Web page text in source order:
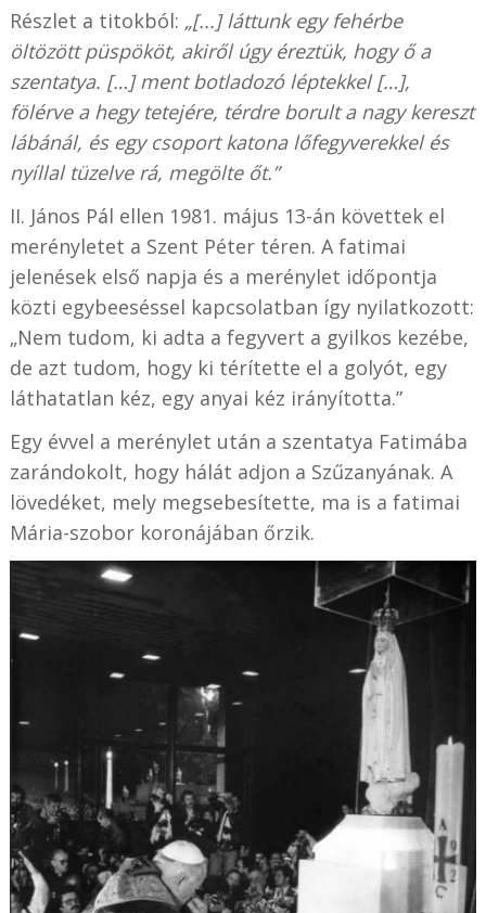
Részlet a titokból: „[...] láttunk egy fehérbe
öltözött püspököt, akiről úgy éreztük, hogy ő a
szentatya. […] ment botladozó léptekkel […],
fölérve a hegy tetejére, térdre borult a nagy kereszt
lábánál, és egy csoport katona lőfegyverekkel és
nyíllal tüzelve rá, megölte őt.”
II. János Pál ellen 1981. május 13-án követtek el
merényletet a Szent Péter téren. A fatimai
jelenések első napja és a merénylet időpontja
közti egybeeséssel kapcsolatban így nyilatkozott:
„Nem tudom, ki adta a fegyvert a gyilkos kezébe,
de azt tudom, hogy ki térítette el a golyót, egy
láthatatlan kéz, egy anyai kéz irányította.”
Egy évvel a merénylet után a szentatya Fatimába
zarándokolt, hogy hálát adjon a Szűzanyának. A
lövedéket, mely megsebesítette, ma is a fatimai
Mária-szobor koronájában őrzik.